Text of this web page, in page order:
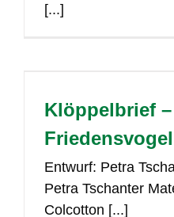
[...]
Klöppelbrief
Friedensvogel
Entwurf: Petra
Petra Tschanter
Colcotton [...]